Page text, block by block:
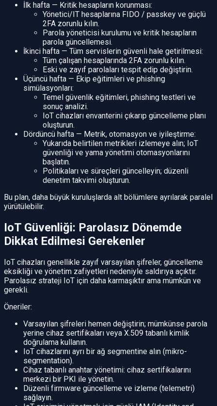
İlk hafta — Kritik hesapların korunması:
Yönetici/IT hesaplarına FIDO / passkey ve güçlü
2FA zorunlu kılın.
Parola yöneticisi kurulumu ve kritik hesapların
parola güncellemesi.
İkinci hafta — Tüm servislerin güvenli hale getirilmesi:
Tüm çalışan hesaplarında 2FA zorunlu kılın.
Eski ve zayıf parolaları tespit edip değiştirin.
Üçüncü hafta — Ekip eğitimleri ve phishing
simülasyonları:
Temel güvenlik eğitimleri, phishing testleri ve
sonuç analizi.
IoT cihazları envanterini çıkarıp güncelleme planı
oluşturun.
Dördüncü hafta — Metrik, otomasyon ve iyileştirme:
Yukarıda belirtilen metrikleri izlemeye alın; IoT
güvenliği ve yama yönetimi otomasyonlarını
başlatın.
Politikaları ve süreçleri güncelleyin; düzenli
denetim takvimi oluşturun.
Bu plan, daha büyük kuruluşlarda alt bölümlere ayrılarak paralel
yürütülebilir.
IoT Güvenliği: Parolasız Dönemde
Dikkat Edilmesi Gerekenler
IoT cihazları genellikle zayıf varsayılan şifreler, güncelleme
eksikliği ve yönetim zafiyetleri nedeniyle saldırıya açıktır.
Parolasız strateji IoT için daha karmaşıktır ama mümkün ve
gerekli.
Öneriler:
Varsayılan şifreleri hemen değiştirin; mümkünse parola
yerine cihaz sertifikaları veya X.509 tabanlı kimlik
doğrulama kullanın.
IoT cihazlarını ayrı bir ağ segmentine alın (mikro-
segmentation).
Cihaz tabanlı anahtar yönetimi: cihaz sertifikalarını
merkezi bir PKI ile yönetin.
Düzenli firmware güncelleme ve izleme (telemetri)
sağlayın.